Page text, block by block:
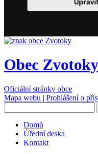
Obec Zvotoky
Oficiální stránky obce
Mapa webu | Prohlášení o
Domů
Úřední deska
Kontakt